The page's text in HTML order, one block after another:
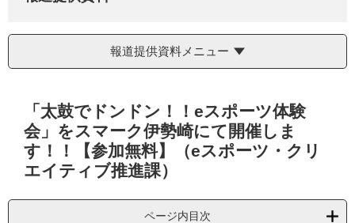
報道提供資料メニュー
「太鼓でドンドン！！eスポーツ体験
会」をスマーク伊勢崎にて開催しま
す！！【参加無料】（eスポーツ・クリ
エイティブ推進課）
ページ内目次